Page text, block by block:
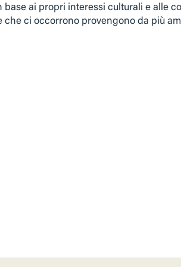
base ai propri interessi culturali e alle
che ci occorrono provengono da più